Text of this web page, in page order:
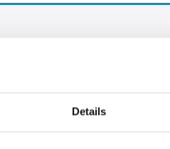
Details